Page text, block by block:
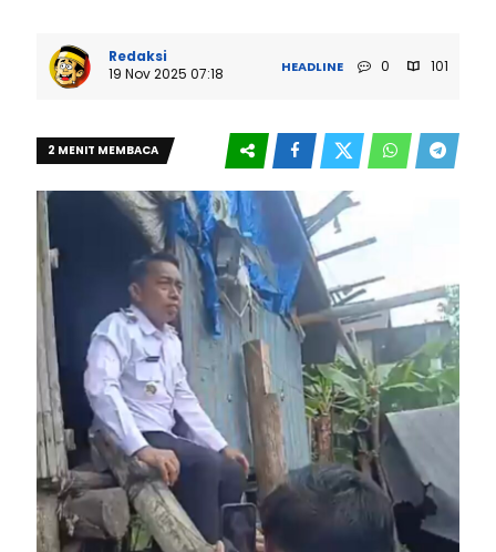
Redaksi
19 Nov 2025 07:18
HEADLINE 0 101
2 MENIT MEMBACA